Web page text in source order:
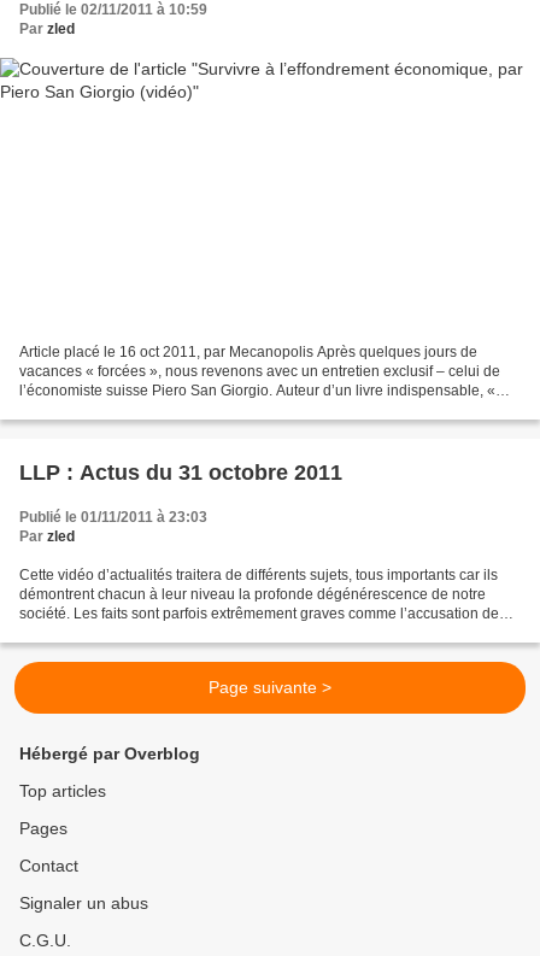
Publié le 02/11/2011 à 10:59
Par zled
Article placé le 16 oct 2011, par Mecanopolis Après quelques jours de
vacances « forcées », nous revenons avec un entretien exclusif – celui de
l’économiste suisse Piero San Giorgio. Auteur d’un livre indispensable, «
LLP : Actus du 31 octobre 2011
Publié le 01/11/2011 à 23:03
Par zled
Cette vidéo d’actualités traitera de différents sujets, tous importants car ils
démontrent chacun à leur niveau la profonde dégénérescence de notre
société. Les faits sont parfois extrêmement graves comme l’accusation de
Page suivante >
Hébergé par Overblog
Top articles
Pages
Contact
Signaler un abus
C.G.U.